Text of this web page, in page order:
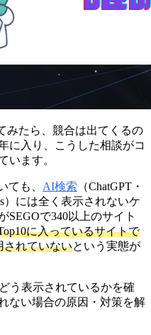
みたら、競合は出てくるの
入り、こうした相談がコ
います。
ても、 AI検索 （ChatGPT・
）には全く表示されないケ
SEGOで340以上のサイト
に入っているサイトで
されていないという実態が
う表示されているかを確
ない場合の原因・対策を解